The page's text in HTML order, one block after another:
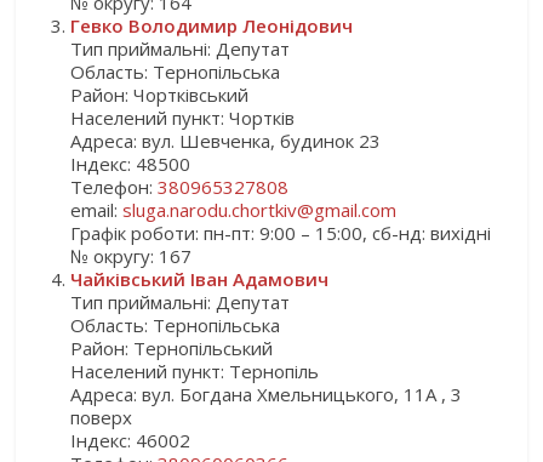
Гевко Володимир Леонідович
Тип приймальні: Депутат
Область: Тернопільська
Район: Чортківський
Населений пункт: Чортків
Адреса: вул. Шевченка, будинок 23
Індекс: 48500
Телефон:380965327808
email:sluga.narodu.chortkiv@gmail.com
Графік роботи: пн-пт: 9:00 – 15:00, сб-нд: вихідні
№ округу: 167
Чайківський Іван Адамович
Тип приймальні: Депутат
Область: Тернопільська
Район: Тернопільський
Населений пункт: Тернопіль
Адреса: вул. Богдана Хмельницького, 11А , 3
поверх
Індекс: 46002